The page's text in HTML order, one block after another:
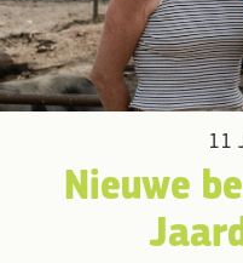
11
Nieuwe